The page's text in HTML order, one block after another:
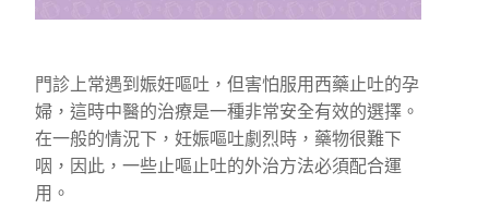
門診上常遇到娠妊嘔吐，但害怕服用西藥止吐的孕
婦，這時中醫的治療是一種非常安全有效的選擇。
在一般的情況下，妊娠嘔吐劇烈時，藥物很難下
咽，因此，一些止嘔止吐的外治方法必須配合運
用。